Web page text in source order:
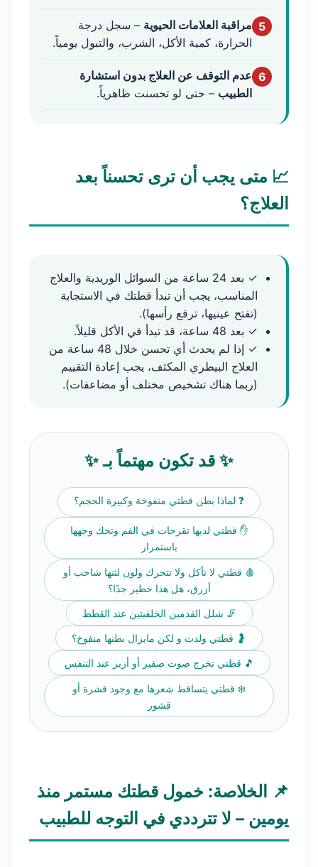
5 مراقبة العلامات الحيوية – سجل درجة
الحرارة، كمية الأكل، الشرب، والتبول يومياً.
6 عدم التوقف عن العلاج بدون استشارة
الطبيب – حتى لو تحسنت ظاهرياً.
📈 متى يجب أن ترى تحسناً بعد
العلاج؟
✓ بعد 24 ساعة من السوائل الوريدية والعلاج
المناسب، يجب أن تبدأ قطتك في الاستجابة
(تفتح عينيها، ترفع رأسها).
✓ بعد 48 ساعة، قد تبدأ في الأكل قليلاً.
✓ إذا لم يحدث أي تحسن خلال 48 ساعة من
العلاج البيطري المكثف، يجب إعادة التقييم
(ربما هناك تشخيص مختلف أو مضاعفات).
✨ قد تكون مهتماً بـ ✨
❓ لماذا بطن قطتي منفوخة وكبيرة الحجم؟
✋ قطتي لديها تقرحات في الفم وتحك وجهها
باستمرار
🩸 قطتي لا تأكل ولا تتحرك ولون لثتها شاحب أو
أزرق، هل هذا خطير جدًا؟
🦵 شلل القدمين الخلفيتين عند القطط
🤰 قطتي ولدت و لكن مايزال بطنها منفوخ؟
🎵 قطتي تخرج صوت صفير أو أزيز عند التنفس
❄️ قطتي يتساقط شعرها مع وجود قشرة أو
قشور
📌 الخلاصة: خمول قطتك مستمر منذ
يومين – لا تترددي في التوجه للطبيب